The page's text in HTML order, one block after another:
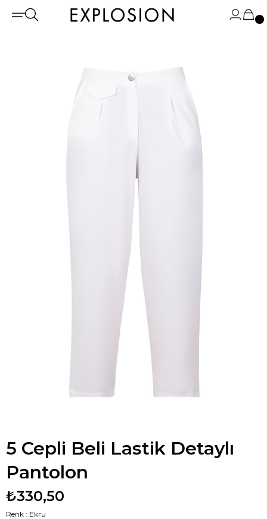
5 Cepli Beli Lastik Detaylı
Pantolon
₺330,50
Renk : Ekru